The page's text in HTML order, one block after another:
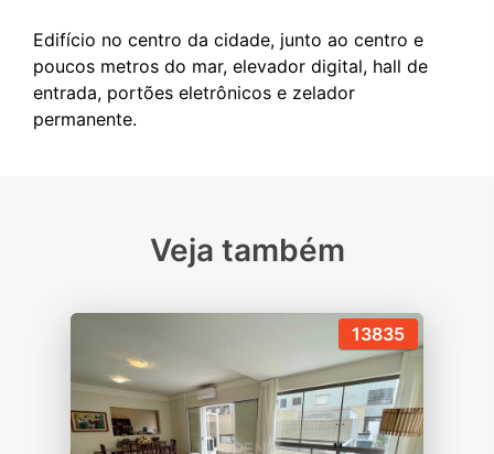
Edifício no centro da cidade, junto ao centro e
poucos metros do mar, elevador digital, hall de
entrada, portões eletrônicos e zelador
Veja também
13835